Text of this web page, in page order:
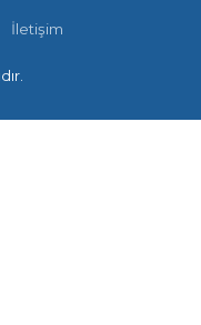
İletişim